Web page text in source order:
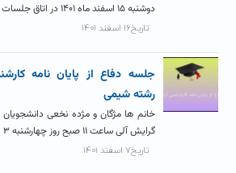
دوشنبه ۱۵ اسفند ماه ۱۴۰۱ در اتاق جلسات دانشکده...
تاریخ۱۶ اسفند ۱۴۰۱
جلسه دفاع از پایان نامه
رشته شیمی
خانم ها مژگان و مژده نخعی
گرایش آلی ساعت ۱۱ صبح روز چهارشنبه ۳ اسفند...
تاریخ۷ اسفند ۱۴۰۱